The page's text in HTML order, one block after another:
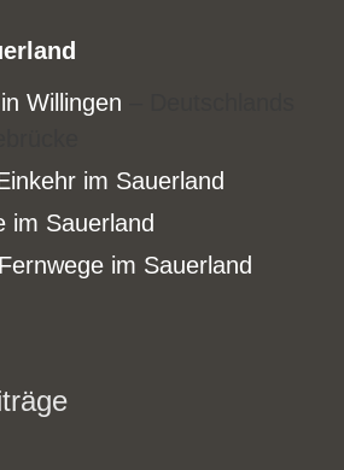
Willingen
im Sauerland
im Sauerland
im Sauerland